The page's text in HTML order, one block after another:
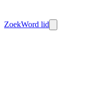
ZoekWord lid